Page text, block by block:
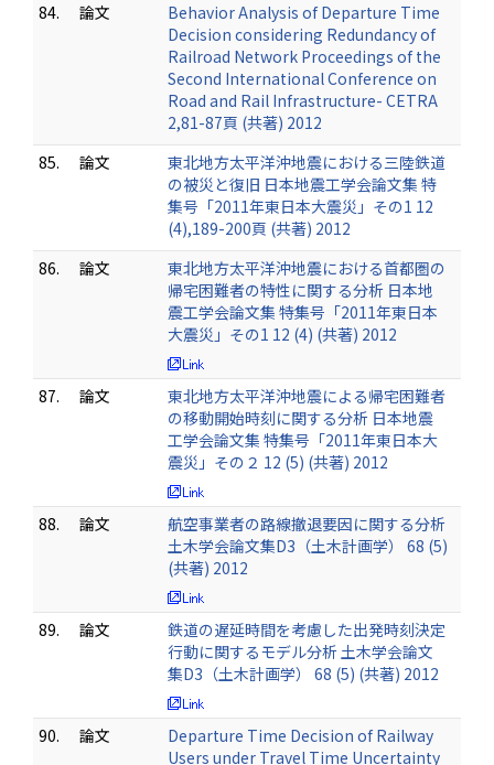
84.
論文
Behavior Analysis of Departure Time
Decision considering Redundancy of
Railroad Network Proceedings of the
Second International Conference on
Road and Rail Infrastructure- CETRA
2,81-87頁 (共著) 2012
85.
論文
東北地方太平洋沖地震における三陸鉄道
の被災と復旧 日本地震工学会論文集 特
集号「2011年東日本大震災」その1 12
(4),189-200頁 (共著) 2012
86.
論文
東北地方太平洋沖地震における首都圏の
帰宅困難者の特性に関する分析 日本地
震工学会論文集 特集号「2011年東日本
大震災」その1 12 (4) (共著) 2012
87. 論文
東北地方太平洋沖地震による帰宅困難者
の移動開始時刻に関する分析 日本地震
工学会論文集 特集号「2011年東日本大
震災」その２ 12 (5) (共著) 2012
88. 論文
航空事業者の路線撤退要因に関する分析
土木学会論文集D3（土木計画学） 68 (5)
(共著) 2012
89. 論文
鉄道の遅延時間を考慮した出発時刻決定
行動に関するモデル分析 土木学会論文
集D3（土木計画学） 68 (5) (共著) 2012
90. 論文
Departure Time Decision of Railway
Users under Travel Time Uncertainty